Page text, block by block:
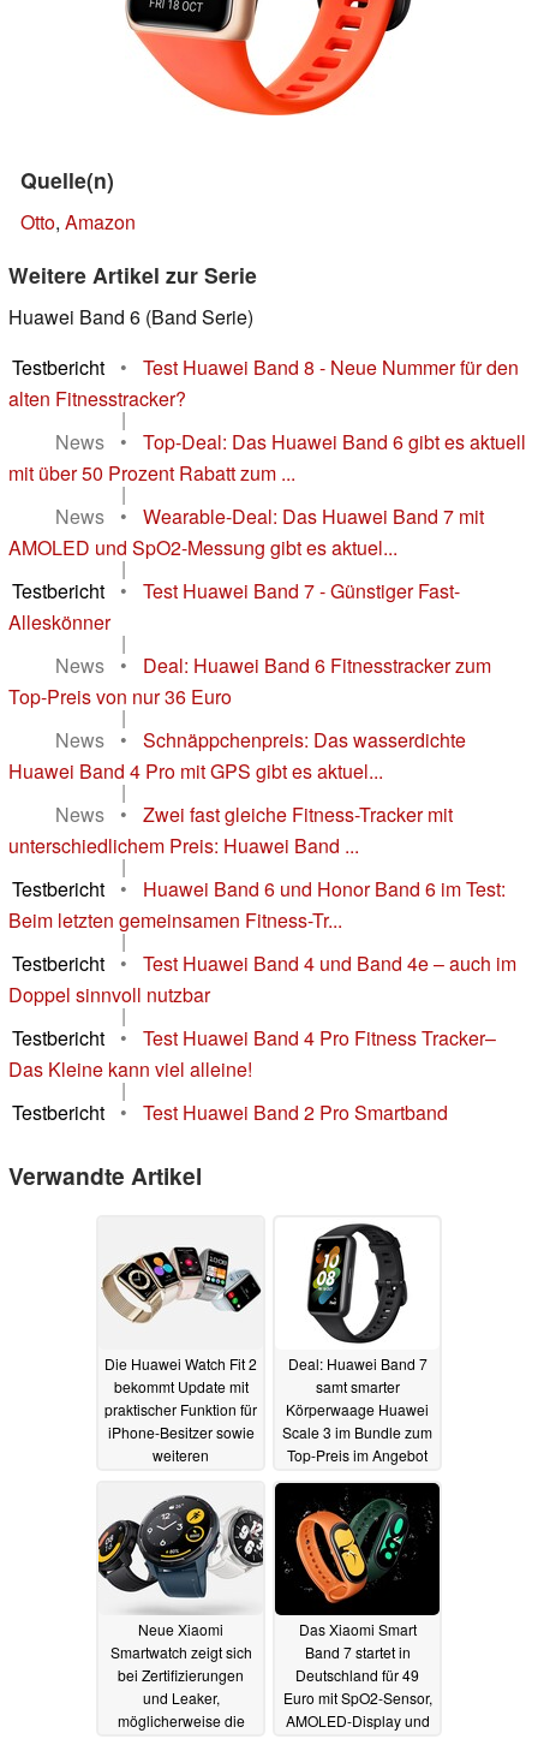
Quelle(n)
Otto, Amazon
Weitere Artikel zur Serie
Huawei Band 6 (Band Serie)
Testbericht
•
Test Huawei Band 8 - Neue Nummer für den
alten Fitnesstracker?
|
News
•
Top-Deal: Das Huawei Band 6 gibt es aktuell
mit über 50 Prozent Rabatt zum ...
|
News
•
Wearable-Deal: Das Huawei Band 7 mit
AMOLED und SpO2-Messung gibt es aktuel...
|
Testbericht
•
Test Huawei Band 7 - Günstiger Fast-
Alleskönner
|
News
•
Deal: Huawei Band 6 Fitnesstracker zum
Top-Preis von nur 36 Euro
|
News
•
Schnäppchenpreis: Das wasserdichte
Huawei Band 4 Pro mit GPS gibt es aktuel...
|
News
•
Zwei fast gleiche Fitness-Tracker mit
unterschiedlichem Preis: Huawei Band ...
|
Testbericht
•
Huawei Band 6 und Honor Band 6 im Test:
Beim letzten gemeinsamen Fitness-Tr...
|
Testbericht
•
Test Huawei Band 4 und Band 4e – auch im
Doppel sinnvoll nutzbar
|
Testbericht
•
Test Huawei Band 4 Pro Fitness Tracker–
Das Kleine kann viel alleine!
|
Testbericht
• Test Huawei Band 2 Pro Smartband
Verwandte Artikel
Die Huawei Watch Fit 2
bekommt Update mit
praktischer Funktion für
iPhone-Besitzer sowie
weiteren
07.07.2022
Deal: Huawei Band 7
samt smarter
Körperwaage Huawei
Scale 3 im Bundle zum
Top-Preis im Angebot
24.06.2022
Neue Xiaomi
Smartwatch zeigt sich
bei Zertifizierungen
und Leaker,
möglicherweise die
Das Xiaomi Smart
Band 7 startet in
Deutschland für 49
Euro mit SpO2-Sensor,
AMOLED-Display und